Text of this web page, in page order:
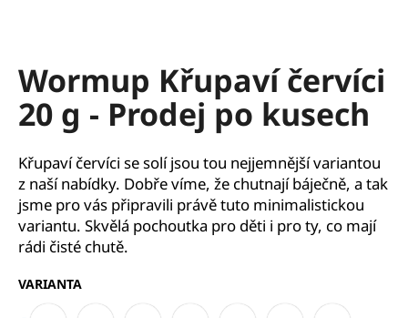
Wormup Křupaví červíci
20 g - Prodej po kusech
Křupaví červíci se solí jsou tou nejjemnější variantou
z naší nabídky. Dobře víme, že chutnají báječně, a tak
jsme pro vás připravili právě tuto minimalistickou
variantu. Skvělá pochoutka pro děti i pro ty, co mají
rádi čisté chutě.
VARIANTA
í
t
?
HLEDAT
D